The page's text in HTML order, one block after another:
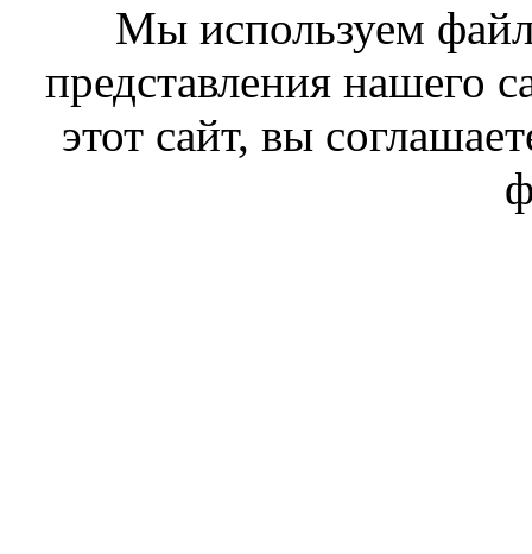
Мы используем
представления нашего
этот сайт, вы